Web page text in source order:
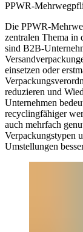
PPWR-
Die PPWR-
zentralen Thema in
sind B2B-
einsetzen oder
reduzieren und
Unternehmen
recyclingfähiger
auch mehrfach
Verpackungstypen
Umstellungen